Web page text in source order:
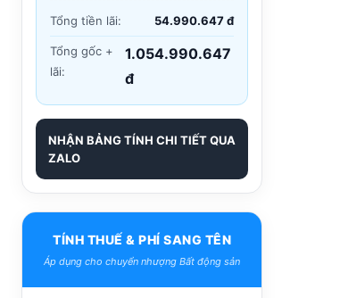
Tổng tiền lãi: 54.990.647 đ
Tổng gốc +
lãi:
1.054.990.647
đ
NHẬN BẢNG TÍNH CHI TIẾT QUA
ZALO
TÍNH THUẾ & PHÍ SANG TÊN
Áp dụng cho chuyển nhượng Bất động sản